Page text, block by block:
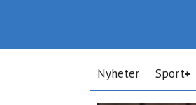
Nyheter Sport